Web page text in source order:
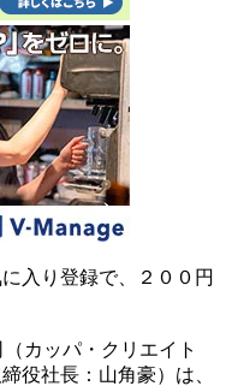
入り登録で、２００円
カッパ・クリエイト
役社長：山角豪）は、